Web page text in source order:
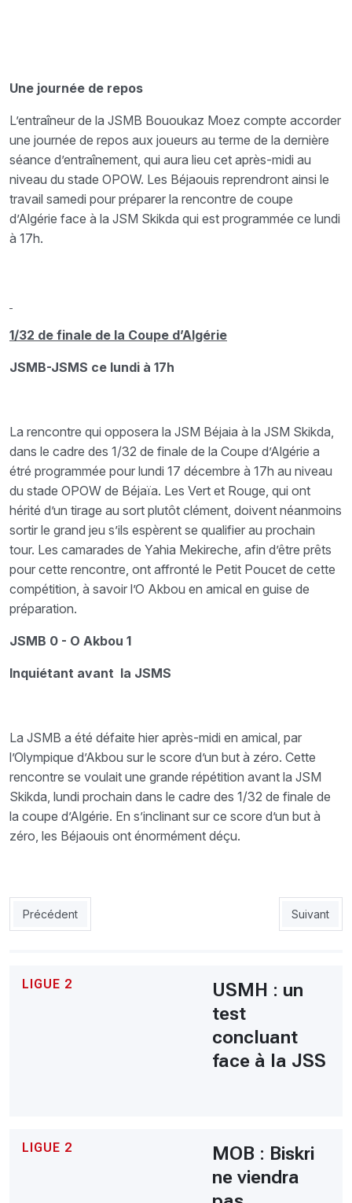
Une journée de repos
L’entraîneur de la JSMB Bououkaz Moez compte accorder
une journée de repos aux joueurs au terme de la dernière
séance d’entraînement, qui aura lieu cet après-midi au
niveau du stade OPOW. Les Béjaouis reprendront ainsi le
travail samedi pour préparer la rencontre de coupe
d’Algérie face à la JSM Skikda qui est programmée ce lundi
à 17h.
1/32 de finale de la Coupe d’Algérie
JSMB-JSMS ce lundi à 17h
La rencontre qui opposera la JSM Béjaia à la JSM Skikda,
dans le cadre des 1/32 de finale de la Coupe d’Algérie a
étré programmée pour lundi 17 décembre à 17h au niveau
du stade OPOW de Béjaïa. Les Vert et Rouge, qui ont
hérité d’un tirage au sort plutôt clément, doivent néanmoins
sortir le grand jeu s’ils espèrent se qualifier au prochain
tour. Les camarades de Yahia Mekireche, afin d’être prêts
pour cette rencontre, ont affronté le Petit Poucet de cette
compétition, à savoir l’O Akbou en amical en guise de
préparation.
JSMB 0 - O Akbou 1
Inquiétant avant la JSMS
La JSMB a été défaite hier après-midi en amical, par
l’Olympique d’Akbou sur le score d’un but à zéro. Cette
rencontre se voulait une grande répétition avant la JSM
Skikda, lundi prochain dans le cadre des 1/32 de finale de
la coupe d’Algérie. En s’inclinant sur ce score d’un but à
zéro, les Béjaouis ont énormément déçu.
Article précédent : USMH : Accord trouvé avec Nemeur
Précédent Article
Suivant
LIGUE 2
USMH : un
test
concluant
face à la JSS
LIGUE 2
MOB : Biskri
ne viendra